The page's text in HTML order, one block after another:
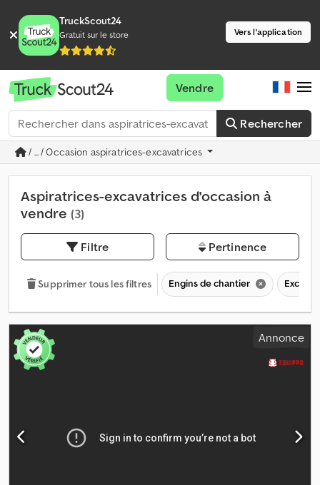
TruckScout24
Gratuit sur le store Vers l'application
Rechercher
Vendre
/ ... / Occasion aspiratrices-excavatrices
Aspiratrices-excavatrices d'occasion à
vendre (3)
Filtre Pertinence
Supprimer tous les filtres Engins de chantier
Annonce